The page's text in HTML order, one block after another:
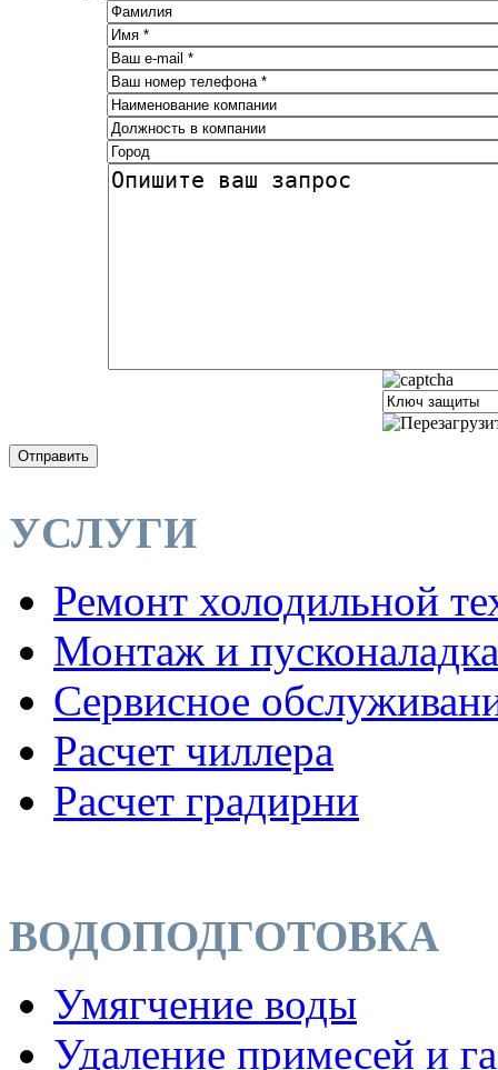
Отправить
УСЛУГИ
Ремонт холодильной
Монтаж и пусконаладка
Сервисное
Расчет чиллера
Расчет градирни
ВОДОПОДГОТОВКА
Умягчение воды
Удаление примесей и